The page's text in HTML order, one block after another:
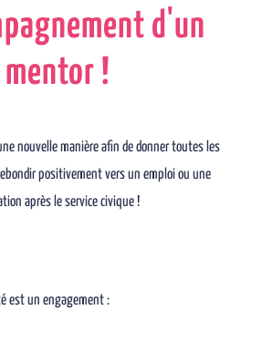
d'un
mentor !
nouvelle manière afin de donner toutes les
positivement vers un emploi ou une
après le service civique !
est un engagement :